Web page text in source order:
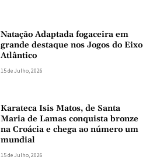
Natação Adaptada fogaceira em
grande destaque nos Jogos do Eixo
Atlântico
15 de Julho, 2026
Karateca Isis Matos, de Santa
Maria de Lamas conquista bronze
na Croácia e chega ao número um
mundial
15 de Julho, 2026